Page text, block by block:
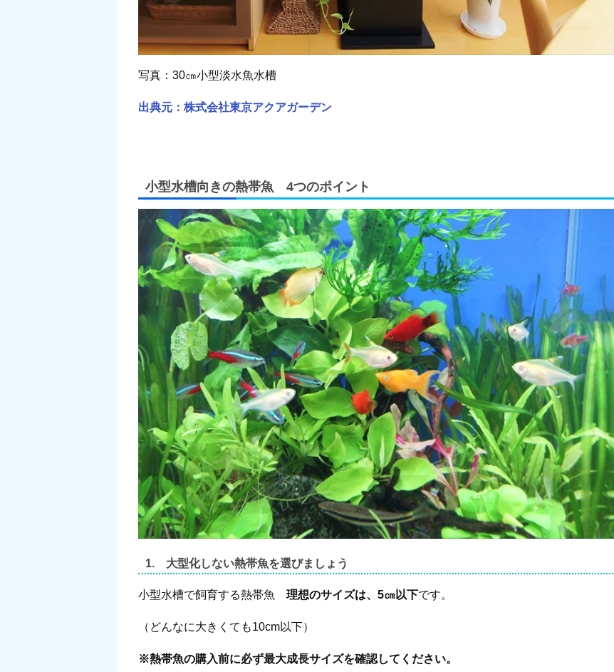
写真：30㎝小型淡水魚水槽
出典元：株式会社東京アクアガーデン
小型水槽向きの熱帯魚 4つのポイント
1. 大型化しない熱帯魚を選びましょう
小型水槽で飼育する熱帯魚理想のサイズは、5㎝以下です。
（どんなに大きくても10cm以下）
※熱帯魚の購入前に必ず最大成長サイズを確認してください。